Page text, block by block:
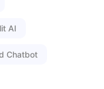
AI
Chatbot